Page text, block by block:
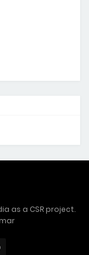
as a CSR project.